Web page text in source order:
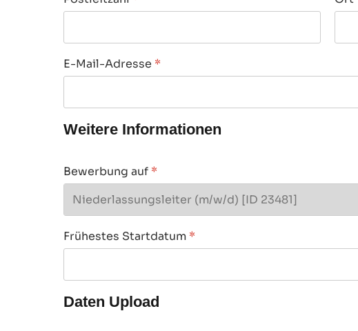
E-Mail-Adresse *
Weitere Informationen
Bewerbung auf *
Frühestes Startdatum *
Daten Upload